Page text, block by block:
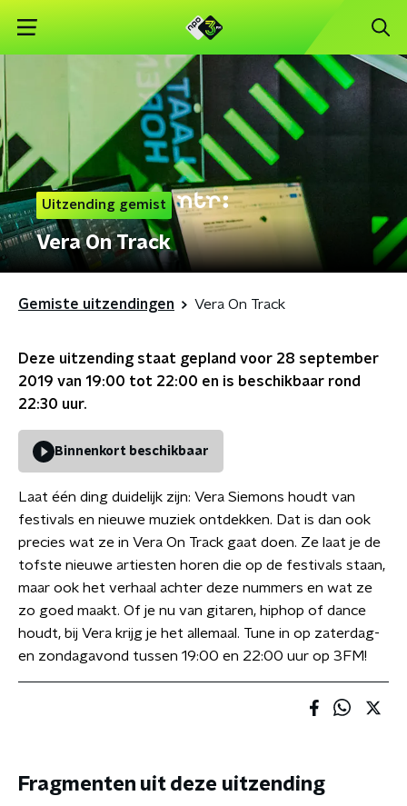
Uitzending gemist
Vera On Track
Gemiste uitzendingen Vera On Track
Deze uitzending staat gepland voor 28 september
2019 van 19:00 tot 22:00 en is beschikbaar rond
22:30 uur.
Binnenkort beschikbaar
Laat één ding duidelijk zijn: Vera Siemons houdt van
festivals en nieuwe muziek ontdekken. Dat is dan ook
precies wat ze in Vera On Track gaat doen. Ze laat je de
tofste nieuwe artiesten horen die op de festivals staan,
maar ook het verhaal achter deze nummers en wat ze
zo goed maakt. Of je nu van gitaren, hiphop of dance
houdt, bij Vera krijg je het allemaal. Tune in op zaterdag-
en zondagavond tussen 19:00 en 22:00 uur op 3FM!
Fragmenten uit deze uitzending